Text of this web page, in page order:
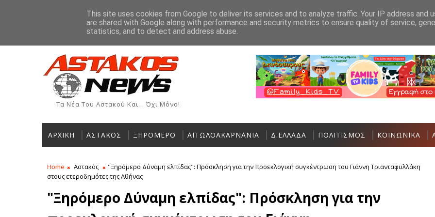
Ιστορία Χρήσιμα Τηλέφωνα Αγγελίες Ανακοίνωση Επικοινωνία
ΡΟΗ ΕΙΔΗΣΕΩΝ ΑΘΛΗΤΙΚΆ Αστακός: Πολιτιστικές και Αθλητικές
Τα Νέα Του Αστακού Και... Όχι Μόνο!
ΑΡΧΙΚΗ ΑΣΤΑΚΟΣ ΞΗΡΟΜΕΡΟ ΑΙΤΩΛΟΑΚΑΡΝΑΝΙΑ Δ.ΕΛΛΑΔΑ ΠΟΛΙΤΙΣΜΟΣ ΚΟΙΝΩΝΙΚΑ
Home Αστακός
"Ξηρόμερο Δύναμη ελπίδας": Πρόσκληση για την προεκλογική συγκέντρωση του Γιάννη Τριανταφυλλάκη
στους ετεροδημότες της Αθήνας
"Ξηρόμερο Δύναμη ελπίδας": Πρόσκληση για την
This site uses cookies from Google to deliver its services and to analyze traffic. Your IP address and
are shared with Google along with performance and security metrics to ensure quality of service,
statistics, and to detect and address abuse.